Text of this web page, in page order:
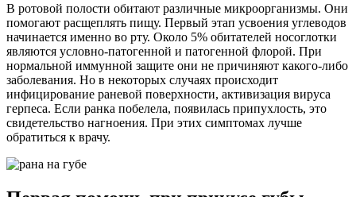
В ротовой полости обитают различные микроорганизмы. Они
помогают расщеплять пищу. Первый этап усвоения углеводов
начинается именно во рту. Около 5% обитателей носоглотки
являются условно-патогенной и патогенной флорой. При
нормальной иммунной защите они не причиняют какого-либо
заболевания. Но в некоторых случаях происходит
инфицирование раневой поверхности, активизация вируса
герпеса. Если ранка побелела, появилась припухлость, это
свидетельство нагноения. При этих симптомах лучше
обратиться к врачу.